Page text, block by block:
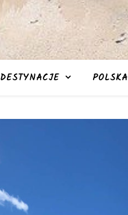
DESTYNACJE POLSKA